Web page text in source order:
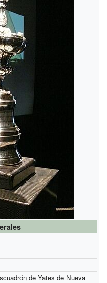
de Yates de Nueva